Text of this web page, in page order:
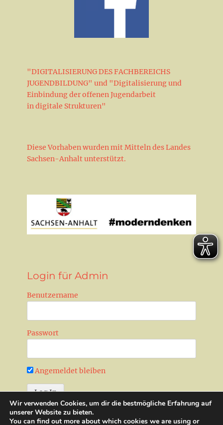
"DIGITALISIERUNG DES FACHBEREICHS
JUGENDBILDUNG" und "Digitalisierung und
Einbindung der offenen Jugendarbeit
in digitale Strukturen"
Diese Vorhaben wurden mit Mitteln des Landes
Sachsen-Anhalt unterstützt.
Login für Admin
Benutzername
Passwort
Angemeldet bleiben
Passwort zurücksetzen
Wir verwenden Cookies, um dir die bestmögliche Erfahrung auf
unserer Website zu bieten.
You can find out more about which cookies we are using or